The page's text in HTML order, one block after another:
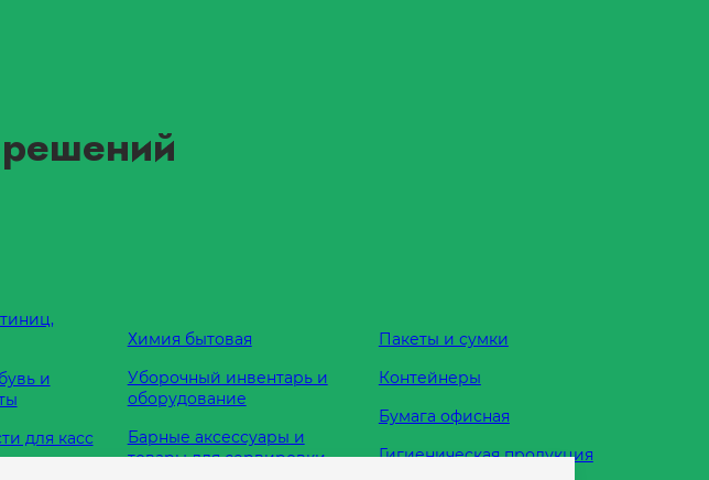
решений
и
для касс
Химия бытовая
Уборочный инвентарь и
оборудование
Барные аксессуары и
товары для сервировки
Пакеты и сумки
Контейнеры
Бумага офисная
Гигиеническая продукция